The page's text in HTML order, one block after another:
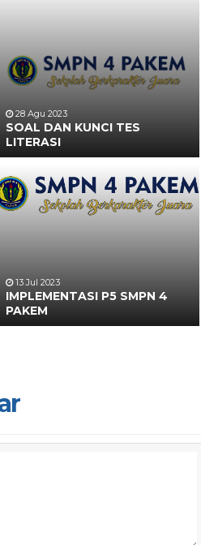
28 Agu 2023
SOAL DAN KUNCI TES
LITERASI
13 Jul 2023
IMPLEMENTASI P5 SMPN 4
PAKEM